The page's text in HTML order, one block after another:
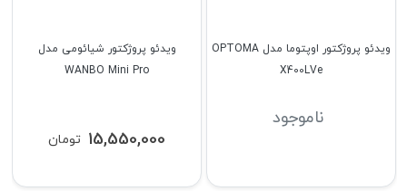
ویدئو پروژکتور شیائومی مدل
WANBO Mini Pro
تومان 15,550,000
ویدئو پروژکتور اوپتوما مدل OPTOMA
X400LVe
ناموجود